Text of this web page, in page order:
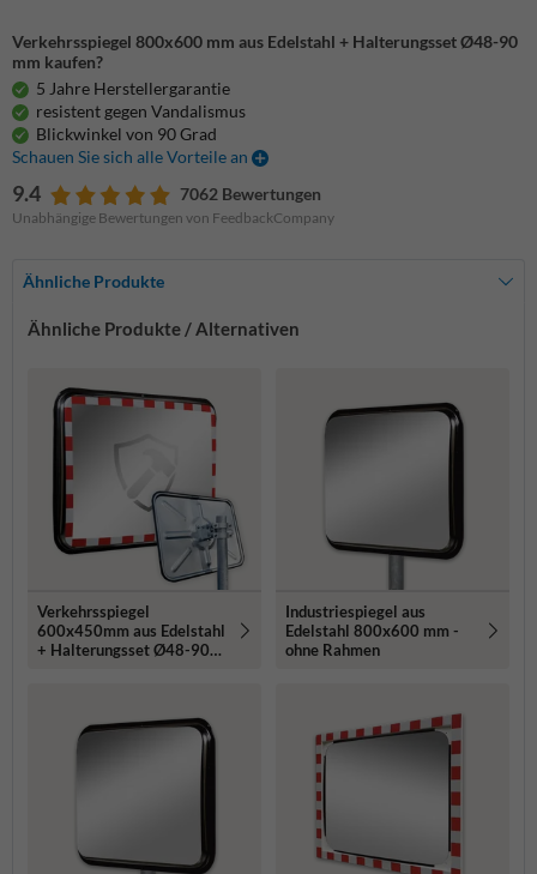
Verkehrsspiegel 800x600 mm aus Edelstahl + Halterungsset Ø48-90
mm kaufen?
5 Jahre Herstellergarantie
resistent gegen Vandalismus
Blickwinkel von 90 Grad
Schauen Sie sich alle Vorteile an
9.4 7062 Bewertungen
Unabhängige Bewertungen von FeedbackCompany
Ähnliche Produkte
Ähnliche Produkte / Alternativen
Verkehrsspiegel
600x450mm aus Edelstahl
+ Halterungsset Ø48-90
Industriespiegel aus
Edelstahl 800x600 mm -
ohne Rahmen